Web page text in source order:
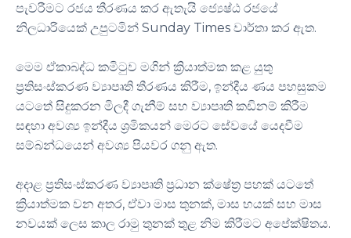
පැවරීමට රජය තීරණය කර ඇතැයි ජ්‍යෙෂ්ඨ රජයේ
නිලධාරියෙක් උපුටමින් Sunday Times වාර්තා කර ඇත.
මෙම ඒකාබද්ධ කමිටුව මගින් ක්‍රියාත්මක කළ යුතු
ප්‍රතිසංස්කරණ ව්‍යාපෘති තීරණය කිරීම, ඉන්දීය ණය පහසුකම
යටතේ සිදුකරන මිලදී ගැනීම් සහ ව්‍යාපෘති කඩිනම් කිරීම
සඳහා අවශ්‍ය ඉන්දීය ශ්‍රමිකයන් මෙරට සේවයේ යෙදවීම
සම්බන්ධයෙන් අවශ්‍ය පියවර ගනු ඇත.
අදාළ ප්‍රතිසංස්කරණ ව්‍යාපෘති ප්‍රධාන ක්ෂේත්‍ර පහක් යටතේ
ක්‍රියාත්මක වන අතර, ඒවා මාස තුනක්, මාස හයක් සහ මාස
නවයක් ලෙස කාල රාමු තුනක් තුළ නිම කිරීමට අපේක්ෂිතය.